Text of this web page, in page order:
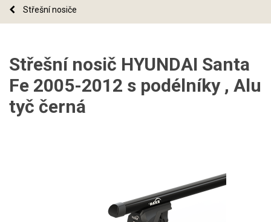
Střešní nosiče
Střešní nosič HYUNDAI Santa
Fe 2005-2012 s podélníky , Alu
tyč černá